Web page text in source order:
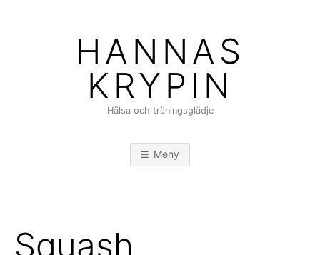
HANNAS
KRYPIN
Hälsa och träningsglädje
Meny
Squash